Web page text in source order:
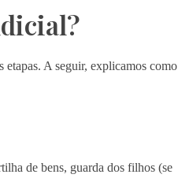
A seguir, explicamos como
de bens, guarda dos filhos (se